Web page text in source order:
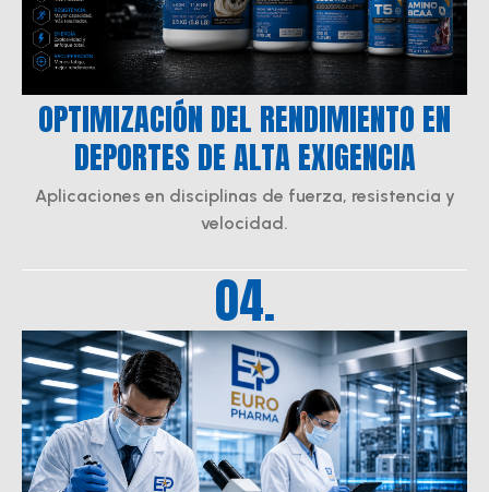
OPTIMIZACIÓN DEL RENDIMIENTO EN
DEPORTES DE ALTA EXIGENCIA
Aplicaciones en disciplinas de fuerza, resistencia y
velocidad.
04.